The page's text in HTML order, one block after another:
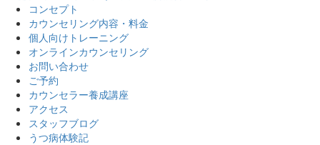
コンセプト
カウンセリング内容・料金
個人向けトレーニング
オンラインカウンセリング
お問い合わせ
ご予約
カウンセラー養成講座
アクセス
スタッフブログ
うつ病体験記